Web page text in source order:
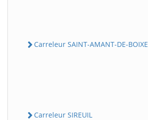
Carreleur SAINT-AMANT-DE-BOIXE
Carreleur SIREUIL